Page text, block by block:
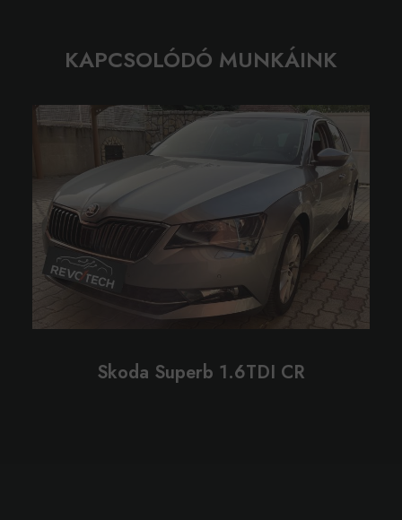
KAPCSOLÓDÓ MUNKÁINK
Skoda Superb 1.6TDI CR